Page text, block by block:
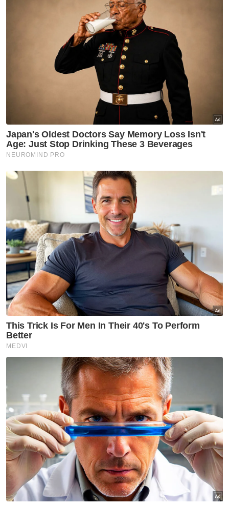
masjid, tarawih malam ini
Anwar seru umat Islam perkukuh ibadah, takwa di
bulan Ramadan
Kejujuran, integriti kunci kejayaan umat Islam
Arun membuat pengumuman tersebut di
Pusat Pentadbiran Hal Ehwal Islam
Kebangsaan Chalermprakiart di wilayah
Samut Prakan yang turut disiarkan secara
langsung di stesen televisyen dan radio.
Sementara itu, Majlis Tertinggi Hal Ehwal
Agama Islam Kemboja mengumumkan pada
petang Jumaat bahawa umat Islam di
kerajaan itu akan mula berpuasa pada Ahad.
Sekitar 300,000 umat Islam akan
menyambut Bulan Suci Ramadan di negara
yang majoritinya beragama Buddha. -
Berita Telus & Tulus menerusi E-Mel setiap
hari!